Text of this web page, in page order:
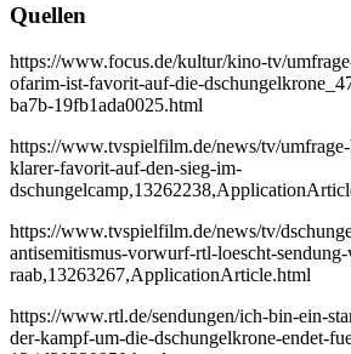
Quellen
https://www.focus.de/kultur/kino-tv/
ofarim-ist-favorit-auf-die-
ba7b-19fb1ada0025.html
https://www.tvspielfilm.de/news/tv/
klarer-favorit-auf-den-sieg-im-
https://www.tvspielfilm.de/news/tv/
antisemitismus-vorwurf-rtl-loescht-
raab,13263267,ApplicationArticle.html
https://www.rtl.de/sendungen/ich-bin-ein-
der-kampf-um-die-dschungelkrone-endet-